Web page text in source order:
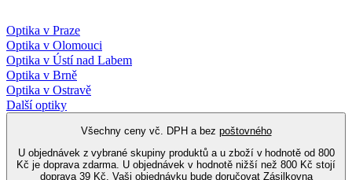
Optika v Praze
Optika v Olomouci
Optika v Ústí nad Labem
Optika v Brně
Optika v Ostravě
Další optiky
Všechny ceny vč. DPH a bez poštovného
U objednávek z vybrané skupiny produktů a u zboží v hodnotě od 800
Kč je doprava zdarma. U objednávek v hodnotě nižší než 800 Kč stojí
doprava 39 Kč. Vaši objednávku bude doručovat Zásilkovna